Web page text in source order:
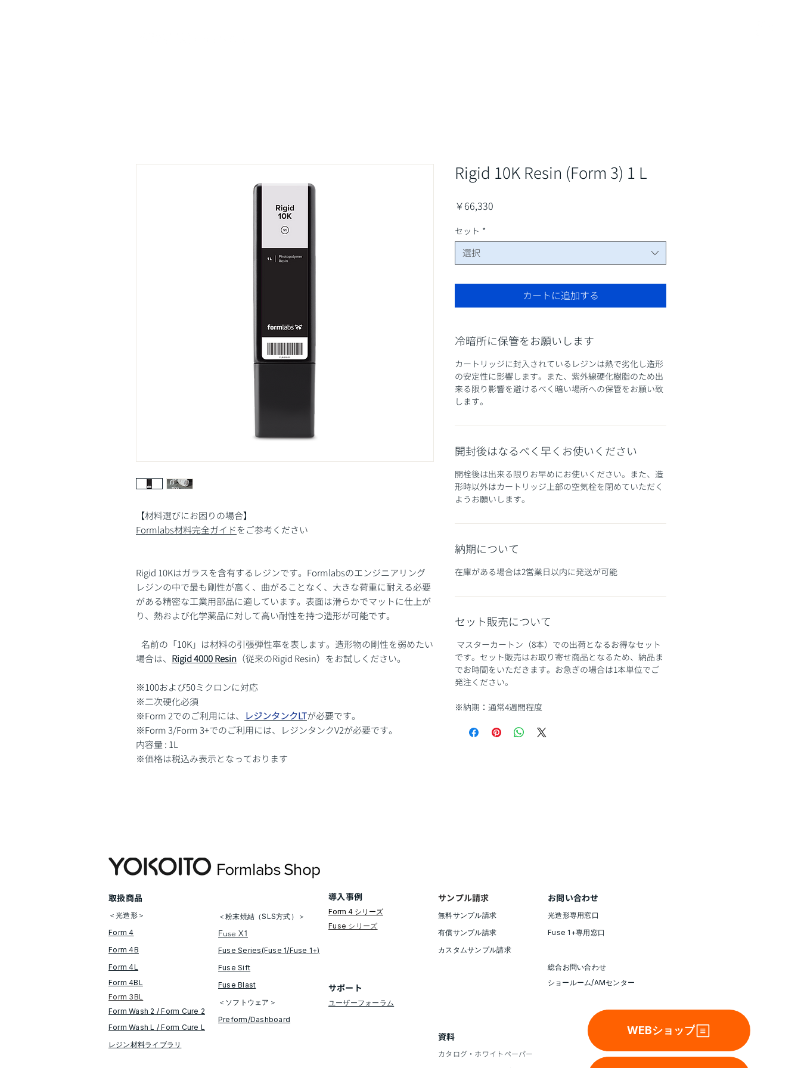
【材料選びにお困りの場合】
Formlabs材料完全ガイドをご参考ください
Rigid 10Kはガラスを含有するレジンです。Formlabsのエンジニアリング
レジンの中で最も剛性が高く、曲がることなく、大きな荷重に耐える必要
がある精密な工業用部品に適しています。表面は滑らかでマットに仕上が
り、熱および化学薬品に対して高い耐性を持つ造形が可能です。
名前の「10K」は材料の引張弾性率を表します。造形物の剛性を弱めたい
場合は、 Rigid 4000 Resin （従来のRigid Resin）をお試しください。
※100および50ミクロンに対応
※二次硬化必須
※Form 2でのご利用には、
レジンタンクLTが必要です。
※Form 3/Form 3+でのご利用には、レジンタンクV2が必要です。
内容量 : 1L
※価格は税込み表示となっております
Rigid 10K Resin (Form 3) 1 L
￥66,330
セット *
選択
カートに追加する
冷暗所に保管をお願いします
カートリッジに封入されているレジンは熱で劣化し造形
の安定性に影響します。また、紫外線硬化樹脂のため出
来る限り影響を避けるべく暗い場所への保管をお願い致
します。
開封後はなるべく早くお使いください
開栓後は出来る限りお早めにお使いください。また、造
形時以外はカートリッジ上部の空気栓を閉めていただく
ようお願いします。
納期について
在庫がある場合は2営業日以内に発送が可能
セット販売について
マスターカートン（8本）での出荷となるお得なセット
です。セット販売はお取り寄せ商品となるため、納品ま
でお時間をいただきます。お急ぎの場合は1本単位でご
発注ください。
※納期：通常4週間程度
WEBショップ
​取扱商品
＜光造形＞
Form 4
Form 4B
Form 4L
Form 4BL
Form 3BL
Form Wash 2 / Form Cure​ 2
​​Form Wash L / Form Cure L
レジン材料ライブラリ
＜粉末焼結（SLS方式）＞
Fuse X1
Fuse Series(Fuse 1/Fuse 1+)
Fuse Sift
​Fuse Blast
＜ソフトウェア＞
​Preform/Dashboard
導入事例
Form 4 シリーズ
​Fuse シリーズ
​サポート
ユーザーフォーラム
サンプル請求
無料サンプル請求​
有償サンプル請求
​カスタムサンプル請求
お問い合わせ
光造形専用窓口
Fuse 1+専用窓口
総合お問い合わせ
ショールーム/AMセンター
資料
カタログ・ホワイトペーパー